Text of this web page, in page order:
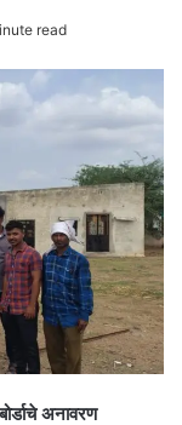
read
अनावरण